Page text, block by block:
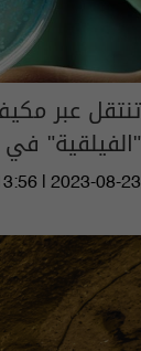
تنتقل عبر
"الفيلقية" في
| 2023-08-23